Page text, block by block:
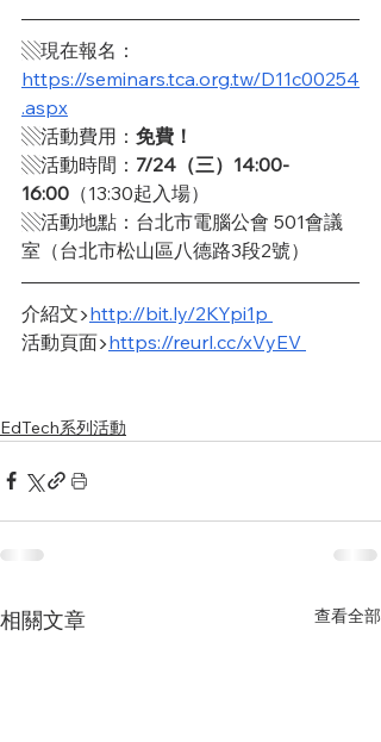
▧現在報名：
https://seminars.tca.org.tw/D11c00254
.aspx
▧活動費用： 免費！
▧活動時間： 7/24（三）14:00-
16:00 （13:30起入場）
▧活動地點：台北市電腦公會 501會議
室（台北市松山區八德路3段2號）
介紹文▶http://bit.ly/2KYpi1p
活動頁面▶https://reurl.cc/xVyEV
EdTech系列活動
相關文章 查看全部